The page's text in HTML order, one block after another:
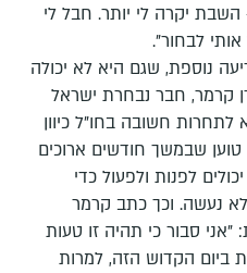
יקרה לי יותר. חבל לי
לבחור".
נוספת, שגם היא לא יכולה
קרמר, חבר נבחרת ישראל
לתחרות חשובה בחו"ל כיוון
טוען שבמשך חודשים ארוכים
לפנות ולפעול כדי
נעשה. וכך כתב קרמר
סבור כי תהיה זו טעות
ביום הקדוש הזה, למרות